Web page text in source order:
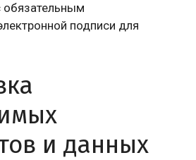
обязательным
подписи для
и данных